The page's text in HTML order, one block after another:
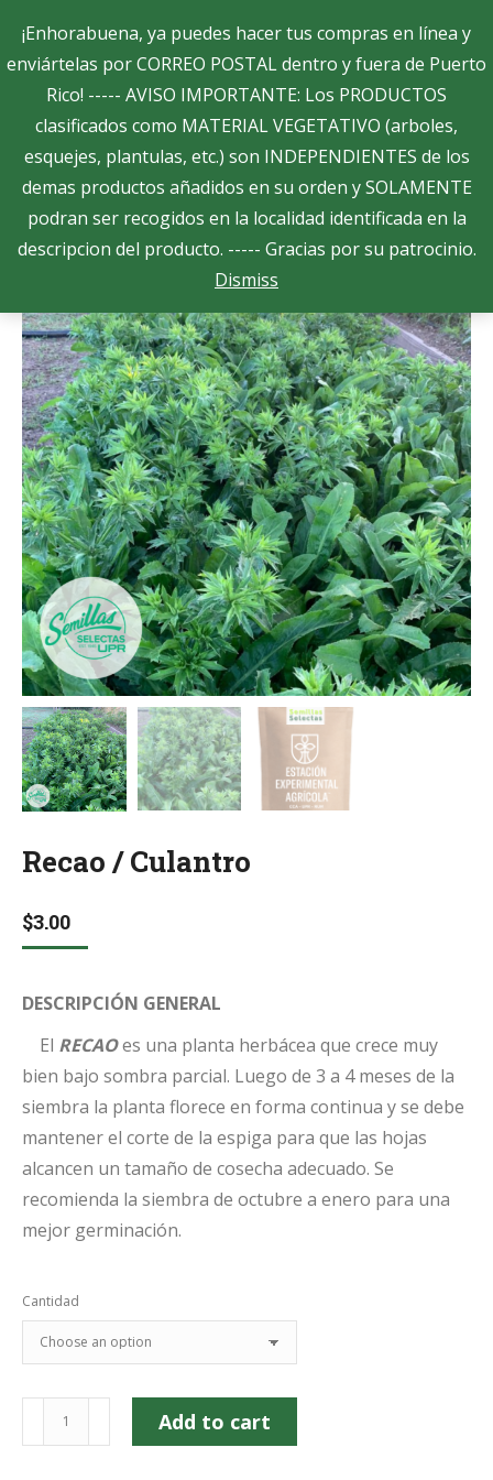
¡Enhorabuena, ya puedes hacer tus compras en línea y
enviártelas por CORREO POSTAL dentro y fuera de Puerto
Rico! ----- AVISO IMPORTANTE: Los PRODUCTOS
clasificados como MATERIAL VEGETATIVO (arboles,
esquejes, plantulas, etc.) son INDEPENDIENTES de los
demas productos añadidos en su orden y SOLAMENTE
podran ser recogidos en la localidad identificada en la
descripcion del producto. ----- Gracias por su patrocinio.
Dismiss
$0.00
Recao / Culantro
$3.00
DESCRIPCIÓN GENERAL
El RECAOes una planta herbácea que crece muy
bien bajo sombra parcial. Luego de 3 a 4 meses de la
siembra la planta florece en forma continua y se debe
mantener el corte de la espiga para que las hojas
alcancen un tamaño de cosecha adecuado. Se
recomienda la siembra de octubre a enero para una
mejor germinación.
Cantidad
Recao
/
Add to cart